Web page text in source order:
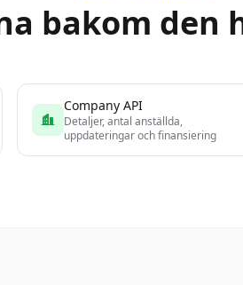
bakom den
Company API
Detaljer, antal anställda,
uppdateringar och finansiering